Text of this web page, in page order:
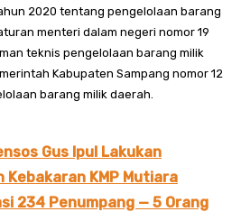
2020 tentang pengelolaan barang
menteri dalam negeri nomor 19
teknis pengelolaan barang milik
Kabupaten Sampang nomor 12
barang milik daerah.
Gus Ipul Lakukan
KMP Mutiara
234 Penumpang — 5 Orang